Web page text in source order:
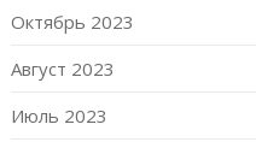
Октябрь 2023
Август 2023
Июль 2023